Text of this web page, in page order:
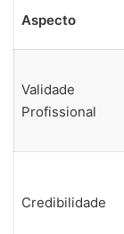
Aspecto
Validade
Profissional
Credibilidade